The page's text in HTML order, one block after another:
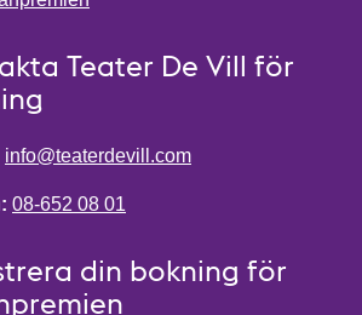
Teater De Vill för
info@teaterdevill.com
08-652 08 01
din bokning för